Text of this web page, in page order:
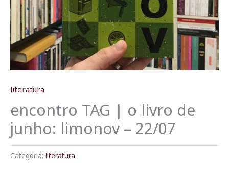
literatura
encontro TAG | o livro de
junho: limonov – 22/07
Categoria: literatura